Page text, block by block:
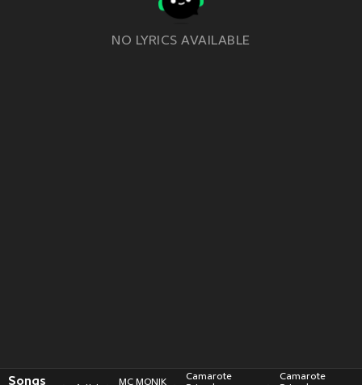
NO LYRICS AVAILABLE
Songs MC MONIK
Camarote
Camarote